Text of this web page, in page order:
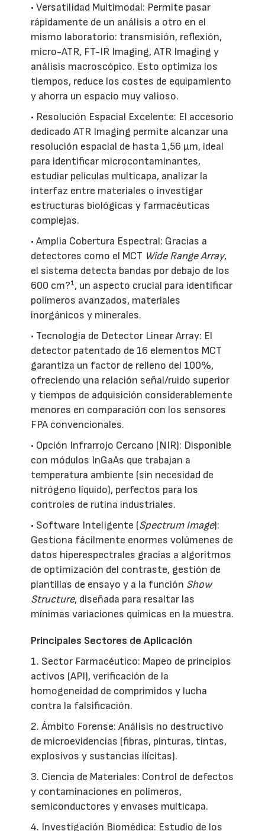
• Versatilidad Multimodal: Permite pasar
rápidamente de un análisis a otro en el
mismo laboratorio: transmisión, reflexión,
micro-ATR, FT-IR Imaging, ATR Imaging y
análisis macroscópico. Esto optimiza los
tiempos, reduce los costes de equipamiento
y ahorra un espacio muy valioso.
• Resolución Espacial Excelente: El accesorio
dedicado ATR Imaging permite alcanzar una
resolución espacial de hasta 1,56 µm, ideal
para identificar microcontaminantes,
estudiar películas multicapa, analizar la
interfaz entre materiales o investigar
estructuras biológicas y farmacéuticas
complejas.
• Amplia Cobertura Espectral: Gracias a
detectores como el MCT Wide Range Array,
el sistema detecta bandas por debajo de los
600 cm?¹, un aspecto crucial para identificar
polímeros avanzados, materiales
inorgánicos y minerales.
• Tecnología de Detector Linear Array: El
detector patentado de 16 elementos MCT
garantiza un factor de relleno del 100%,
ofreciendo una relación señal/ruido superior
y tiempos de adquisición considerablemente
menores en comparación con los sensores
FPA convencionales.
• Opción Infrarrojo Cercano (NIR): Disponible
con módulos InGaAs que trabajan a
temperatura ambiente (sin necesidad de
nitrógeno líquido), perfectos para los
controles de rutina industriales.
• Software Inteligente (Spectrum Image):
Gestiona fácilmente enormes volúmenes de
datos hiperespectrales gracias a algoritmos
de optimización del contraste, gestión de
plantillas de ensayo y a la función Show
Structure, diseñada para resaltar las
mínimas variaciones químicas en la muestra.
Principales Sectores de Aplicación
1. Sector Farmacéutico: Mapeo de principios
activos (API), verificación de la
homogeneidad de comprimidos y lucha
contra la falsificación.
2. Ámbito Forense: Análisis no destructivo
de microevidencias (fibras, pinturas, tintas,
explosivos y sustancias ilícitas).
3. Ciencia de Materiales: Control de defectos
y contaminaciones en polímeros,
semiconductores y envases multicapa.
4. Investigación Biomédica: Estudio de los